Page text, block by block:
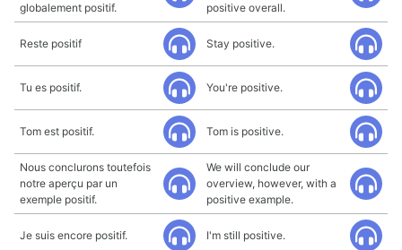
globalement positif.
positive overall.
Reste positif Stay positive.
Tu es positif. You're positive.
Tom est positif. Tom is positive.
Nous conclurons toutefois
notre aperçu par un
exemple positif.
We will conclude our
overview, however, with a
positive example.
Je suis encore positif. I'm still positive.